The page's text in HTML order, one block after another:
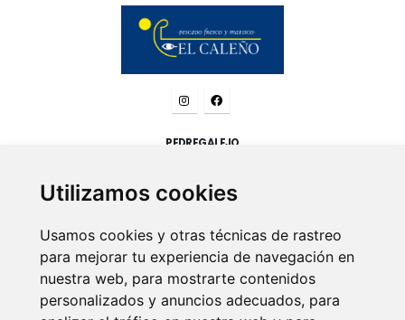
Utilizamos cookies
Usamos cookies y otras técnicas de rastreo
para mejorar tu experiencia de navegación en
nuestra web, para mostrarte contenidos
personalizados y anuncios adecuados, para
PEDREGALEJO
P.º Marítimo de Pedregalejo, 49
LEGAL
Aviso legal